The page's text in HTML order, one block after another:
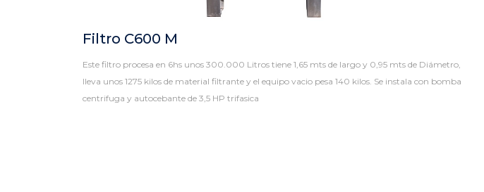
Filtro C600 M
Este filtro procesa en 6hs unos 300.000 Litros tiene 1,65 mts de largo y 0,95 mts de Diámetro,
lleva unos 1275 kilos de material filtrante y el equipo vacio pesa 140 kilos. Se instala con bomba
centrifuga y autocebante de 3,5 HP trifasica